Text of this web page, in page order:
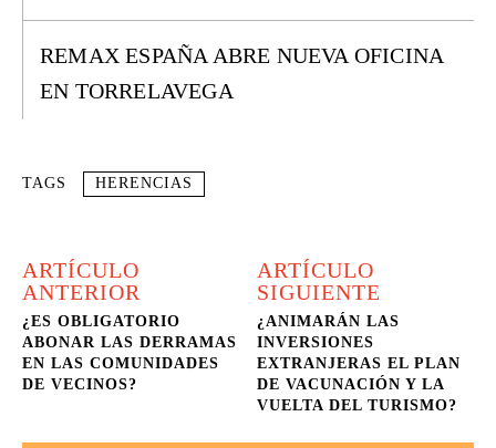
REMAX ESPAÑA ABRE NUEVA OFICINA
EN TORRELAVEGA
TAGS HERENCIAS
ARTÍCULO
ANTERIOR
¿ES OBLIGATORIO
ABONAR LAS DERRAMAS
EN LAS COMUNIDADES
DE VECINOS?
ARTÍCULO
SIGUIENTE
¿ANIMARÁN LAS
INVERSIONES
EXTRANJERAS EL PLAN
DE VACUNACIÓN Y LA
VUELTA DEL TURISMO?